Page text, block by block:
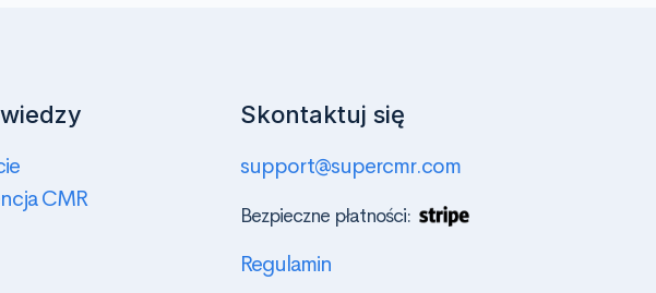
CMR
Skontaktuj się
support@supercmr.com
Bezpieczne płatności:
Regulamin